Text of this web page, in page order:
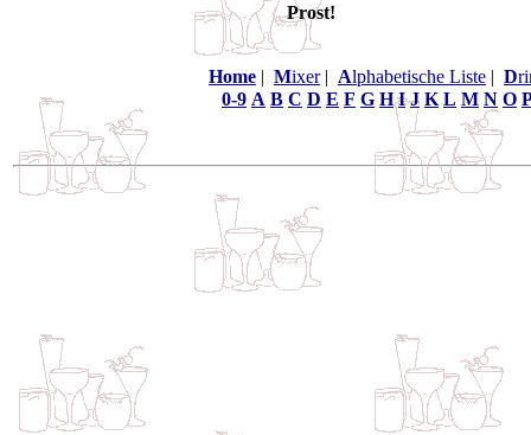
Prost!
Home | Mixer| Alphabetische Liste | D
0-9 A B C D E F G H I J K L M N O